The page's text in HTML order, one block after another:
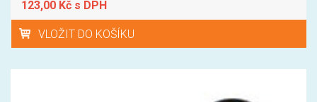
123,00 Kč s DPH
VLOŽIT DO KOŠÍKU